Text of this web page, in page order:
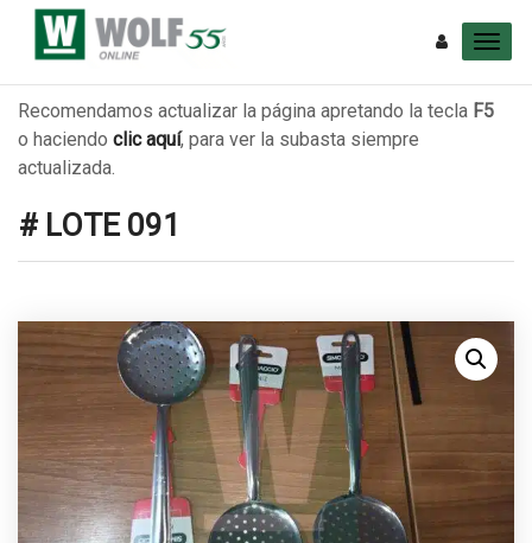
Recomendamos actualizar la página apretando la tecla F5
o haciendo clic aquí, para ver la subasta siempre
actualizada.
# LOTE 091